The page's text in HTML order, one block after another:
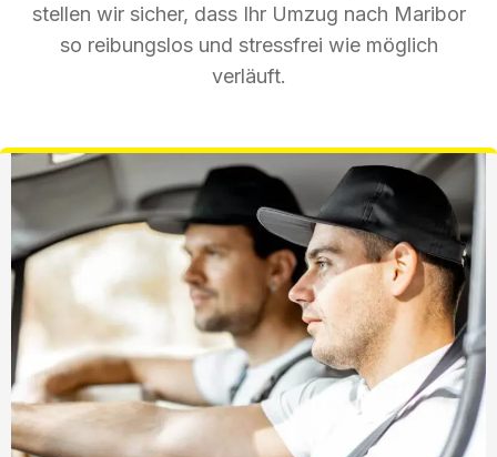
stellen wir sicher, dass Ihr Umzug nach Maribor
so reibungslos und stressfrei wie möglich
verläuft.